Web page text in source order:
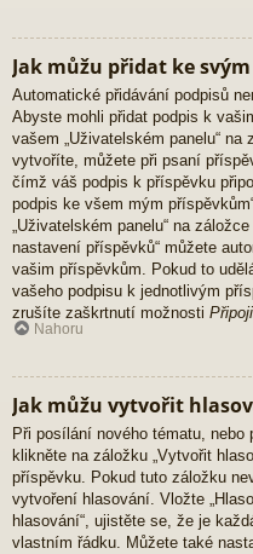
Jak můžu přidat ke
Automatické přidávání podpisů
Abyste mohli přidat podpis k
vašem „Uživatelském panelu“ na
vytvoříte, můžete při psaní
čímž váš podpis k příspěvku
podpis ke všem mým
„Uživatelském panelu“ na
nastavení příspěvků“ můžete
vašim příspěvkům. Pokud to
vašeho podpisu k jednotlivým
zrušíte zaškrtnutí možnosti
Nahoru
Jak můžu vytvořit
Při posílání nového tématu,
klikněte na záložku „Vytvořit
příspěvku. Pokud tuto záložku
vytvoření hlasování. Vložte
hlasování“, ujistěte se, že je
vlastním řádku. Můžete také